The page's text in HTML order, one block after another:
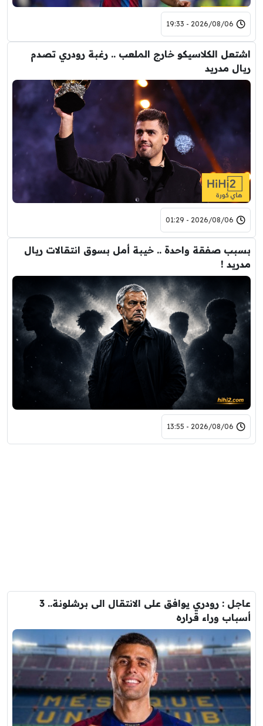
2026/08/06 - 19:33
اشتعل الكلاسيكو خارج الملعب .. رغبة رودري تصدم
ريال مدريد
2026/08/06 - 01:29
بسبب صفقة واحدة .. خيبة أمل بسوق انتقالات ريال
مدريد !
2026/08/06 - 13:55
عاجل : رودري يوافق على الانتقال الى برشلونة.. 3
أسباب وراء قراره